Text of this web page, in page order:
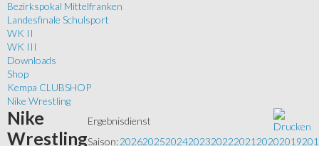
Bezirkspokal Mittelfranken
Landesfinale Schulsport
WK II
WK III
Downloads
Shop
Kempa CLUBSHOP
Nike Wrestling
Ergebnisdienst
Saison:202620252024202320222021 20202019
Nike
Wrestling